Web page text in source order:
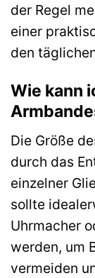
der Regel
einer
den
Wie kann
Die Größe
durch das
einzelner
sollte
Uhrmacher
werden, um
vermeiden